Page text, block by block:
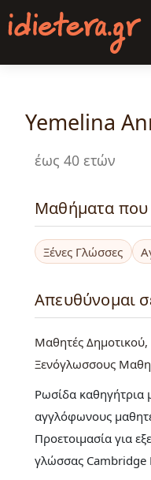
Παράκαμψη
προς
κυρίως
Yemelina
έως 40 ετών
Μαθήματα
Ξένες Γλώσσες
Απευθύνομαι
Μαθητές Δημοτικού
Ξενόγλωσσους
Ρωσίδα καθηγήτρια
αγγλόφωνους
Προετοιμασία για
γλώσσας Cambridge